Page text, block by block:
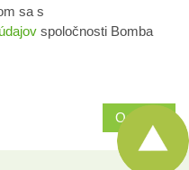
sa s
spoločnosti Bomba
Odoslať